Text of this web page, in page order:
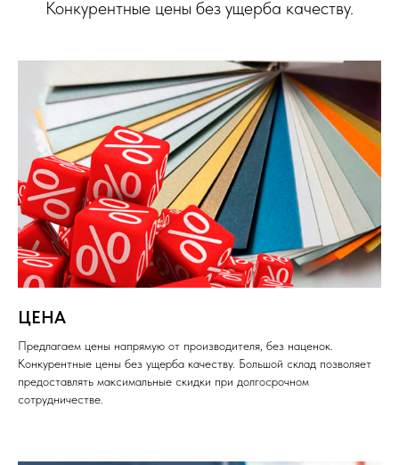
Конкурентные цены без ущерба качеству.
ЦЕНА
Предлагаем цены напрямую от производителя, без наценок.
Конкурентные цены без ущерба качеству. Большой склад позволяет
предоставлять максимальные скидки при долгосрочном
сотрудничестве.